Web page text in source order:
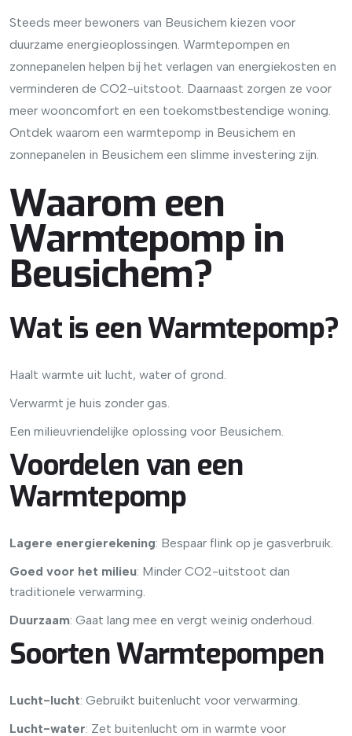
Steeds meer bewoners van Beusichem kiezen voor
duurzame energieoplossingen. Warmtepompen en
zonnepanelen helpen bij het verlagen van energiekosten en
verminderen de CO2-uitstoot. Daarnaast zorgen ze voor
meer wooncomfort en een toekomstbestendige woning.
Ontdek waarom een warmtepomp in Beusichem en
zonnepanelen in Beusichem een slimme investering zijn.
Waarom een
Warmtepomp in
Beusichem?
Wat is een Warmtepomp?
Haalt warmte uit lucht, water of grond.
Verwarmt je huis zonder gas.
Een milieuvriendelijke oplossing voor Beusichem.
Voordelen van een
Warmtepomp
Lagere energierekening: Bespaar flink op je gasverbruik.
Goed voor het milieu: Minder CO2-uitstoot dan
traditionele verwarming.
Duurzaam: Gaat lang mee en vergt weinig onderhoud.
Soorten Warmtepompen
Lucht-lucht: Gebruikt buitenlucht voor verwarming.
Lucht-water: Zet buitenlucht om in warmte voor